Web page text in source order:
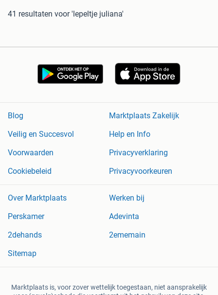
41 resultaten voor 'lepeltje juliana'
Blog
Marktplaats Zakelijk
Veilig en Succesvol
Help en Info
Voorwaarden
Privacyverklaring
Cookiebeleid
Privacyvoorkeuren
Over Marktplaats
Werken bij
Perskamer
Adevinta
2dehands
2ememain
Sitemap
Marktplaats is, voor zover wettelijk toegestaan, niet aansprakelijk